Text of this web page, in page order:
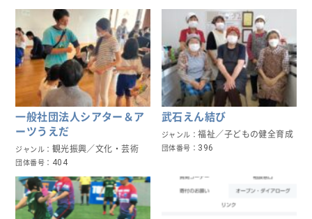
一般社団法人シアター＆ア
ーツうえだ
ジャンル 観光振興／文化・芸術
団体番号 404
武石えん結び
ジャンル 福祉／子どもの健全育成
団体番号 396